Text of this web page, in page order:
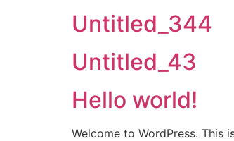
Untitled_344
Untitled_43
Hello world!
Welcome to WordPress.